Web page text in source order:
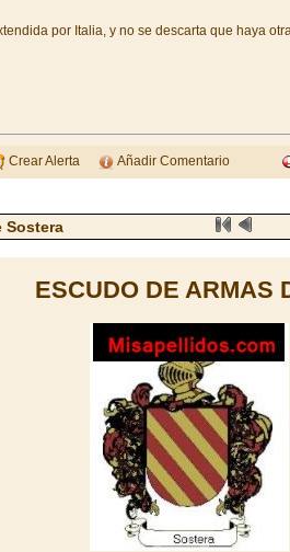
por Italia, y no se descarta que haya
Crear Alerta Añadir Comentario
Sostera
ESCUDO DE ARMAS